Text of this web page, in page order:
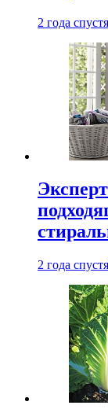
2 года спустя
2 года спустя